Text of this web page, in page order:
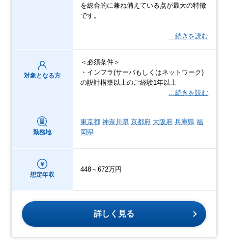
を総合的に兼ね備えている点が最大の特徴
です。
…続きを読む
対象となる方
＜必須条件＞
・インフラ(サーバもしくはネットワーク)
の設計構築以上のご経験1年以上
…続きを読む
勤務地
東京都 神奈川県 京都府 大阪府 兵庫県 福
岡県
想定年収
448～672万円
詳しく見る